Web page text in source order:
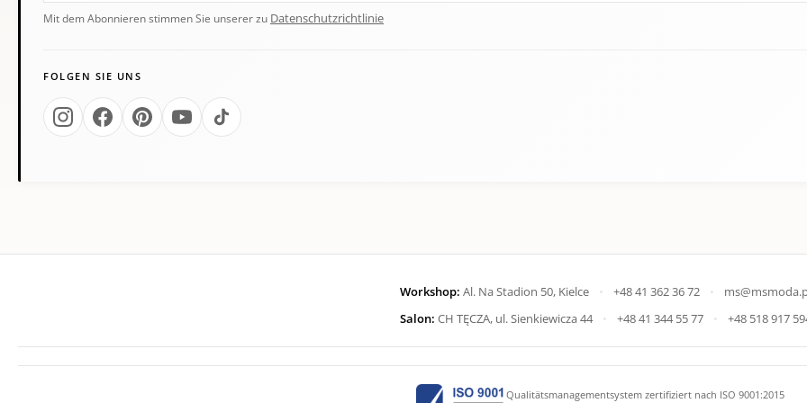
Mit dem Abonnieren stimmen Sie unserer zu Datenschutzrichtlinie
FOLGEN SIE UNS
Workshop: Al. Na Stadion 50, Kielce • +48 41 362 36 72 •
Salon: CH TĘCZA, ul. Sienkiewicza 44 • +48 41 344 55 77 • +48 518 917
Qualitätsmanagementsystem zertifiziert nach ISO 9001:2015